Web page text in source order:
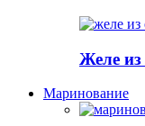
Желе из
Маринование